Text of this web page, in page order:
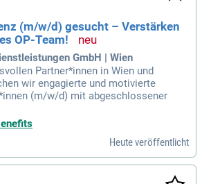
(m/w/d) gesucht – Verstärken
OP-Team!
GmbH | Wien
Partner*innen in Wien und
wir engagierte und motivierte
(m/w/d) mit abgeschlossener
Heute veröffentlicht